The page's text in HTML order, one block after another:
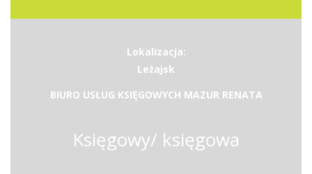
Lokalizacja:
Leżajsk
BIURO USŁUG KSIĘGOWYCH MAZUR RENATA
Księgowy/ księgowa